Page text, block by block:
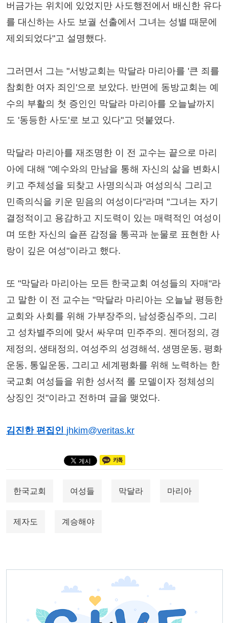
버금가는 위치에 있었지만 사도행전에서 배신한 유다
를 대신하는 사도 보궐 선출에서 그녀는 성별 때문에
제외되었다"고 설명했다.
그러면서 그는 "서방교회는 막달라 마리아를 '큰 죄를
참회한 여자 죄인'으로 보았다. 반면에 동방교회는 예
수의 부활의 첫 증인인 막달라 마리아를 오늘날까지
도 '동등한 사도'로 보고 있다"고 덧붙였다.
막달라 마리아를 재조명한 이 전 교수는 끝으로 마리
아에 대해 "예수와의 만남을 통해 자신의 삶을 변화시
키고 주체성을 되찾고 사명의식과 여성의식 그리고
민족의식을 키운 믿음의 여성이다"라며 "그녀는 자기
결정적이고 용감하고 지도력이 있는 매력적인 여성이
며 또한 자신의 슬픈 감정을 통곡과 눈물로 표현한 사
랑이 깊은 여성"이라고 했다.
또 "막달라 마리아는 모든 한국교회 여성들의 자매"라
고 말한 이 전 교수는 "막달라 마리아는 오늘날 평등한
교회와 사회를 위해 가부장주의, 남성중심주의, 그리
고 성차별주의에 맞서 싸우며 민주주의. 젠더정의, 경
제정의, 생태정의, 여성주의 성경해석, 생명운동, 평화
운동, 통일운동, 그리고 세계평화를 위해 노력하는 한
국교회 여성들을 위한 성서적 롤 모델이자 정체성의
상징인 것"이라고 전하며 글을 맺었다.
김진한 편집인 jhkim@veritas.kr
한국교회 여성들 막달라 마리아
제자도 계승해야